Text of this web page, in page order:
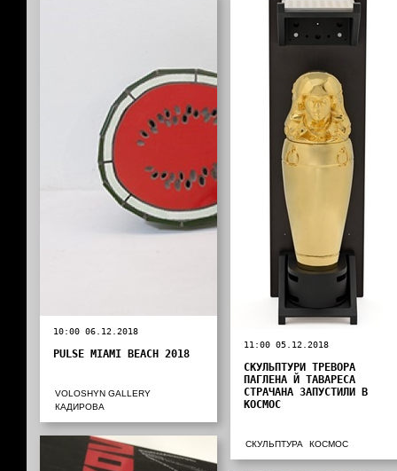
10:00 06.12.2018
PULSE MIAMI BEACH 2018
VOLOSHYN GALLERY
КАДИРОВА
11:00 05.12.2018
СКУЛЬПТУРИ ТРЕВОРА
ПАГЛЕНА Й ТАВАРЕСА
СТРАЧАНА ЗАПУСТИЛИ В
КОСМОС
СКУЛЬПТУРА КОСМОС